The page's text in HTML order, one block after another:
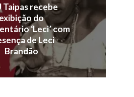
Taipas recebe
exibição do
‘Leci’ com
de Leci
Brandão